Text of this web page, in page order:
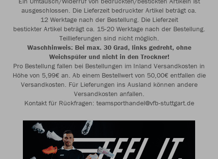
ausgeschlossen. Die Lieferzeit bedruckter Artikel beträgt ca.
12 Werktage nach der Bestellung. Die Lieferzeit
bestickter Artikel beträgt ca. 15-20 Werktage nach der Bestellung.
Teillieferungen sind nicht möglich.
Waschhinweis: Bei max. 30 Grad, links gedreht, ohne
Weichspüler und nicht in den Trockner!
Pro Bestellung fallen bei Bestellungen im Inland Versandkosten in
Höhe von 5,99€ an. Ab einem Bestellwert von 50,00€ entfallen die
Versandkosten. Für Lieferungen ins Ausland können andere
Versandkosten anfallen.
Kontakt für Rückfragen: teamsporthandel@vfb-stuttgart.de